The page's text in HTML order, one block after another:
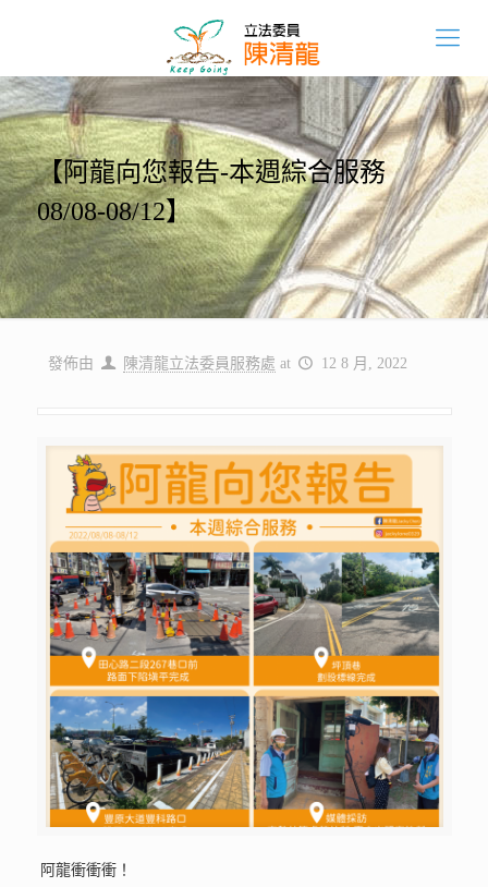
【阿龍向您報告-本週綜合服務
08/08-08/12】
發佈由 陳清龍立法委員服務處 at 12 8 月, 2022
阿龍衝衝衝！